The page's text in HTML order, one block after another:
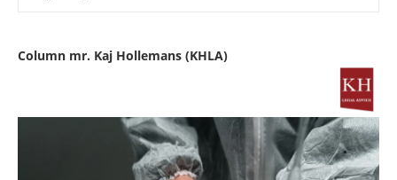
Column mr. Kaj Hollemans (KHLA)